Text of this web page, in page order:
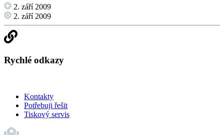
2. září 2009
2. září 2009
Rychlé odkazy
Kontakty
Potřebuji řešit
Tiskový servis